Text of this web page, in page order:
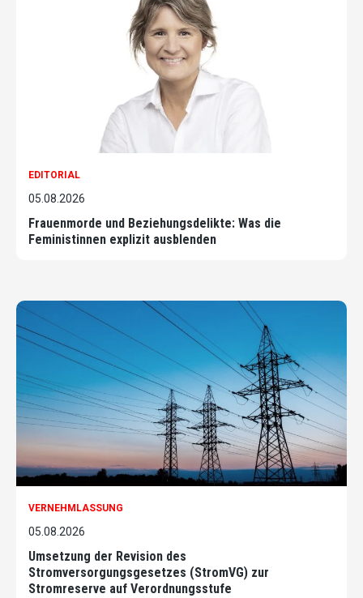
EDITORIAL
05.08.2026
Frauenmorde und Beziehungsdelikte: Was die
Feministinnen explizit ausblenden
VERNEHMLASSUNG
05.08.2026
Umsetzung der Revision des
Stromversorgungsgesetzes (StromVG) zur
Stromreserve auf Verordnungsstufe